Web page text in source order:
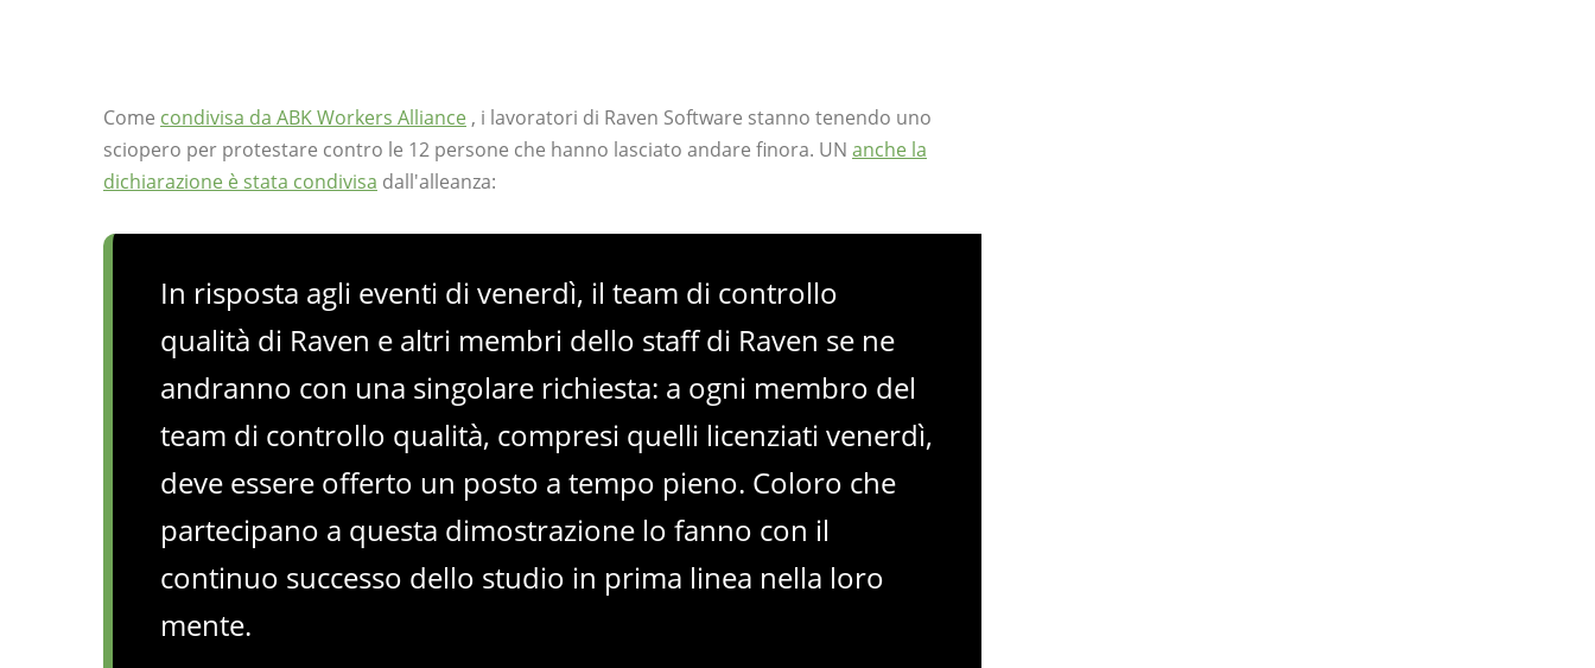
Come condivisa da ABK Workers Alliance , i lavoratori di Raven Software stanno tenendo uno
sciopero per protestare contro le 12 persone che hanno lasciato andare finora. UN anche la
dichiarazione è stata condivisa dall'alleanza:
In risposta agli eventi di venerdì, il team di controllo
qualità di Raven e altri membri dello staff di Raven se ne
andranno con una singolare richiesta: a ogni membro del
team di controllo qualità, compresi quelli licenziati venerdì,
deve essere offerto un posto a tempo pieno. Coloro che
partecipano a questa dimostrazione lo fanno con il
continuo successo dello studio in prima linea nella loro
mente.